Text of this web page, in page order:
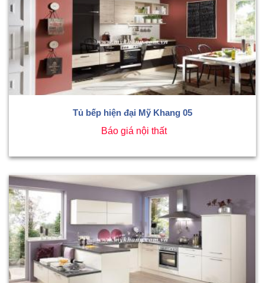
Tủ bếp hiện đại Mỹ Khang 05
Báo giá nội thất